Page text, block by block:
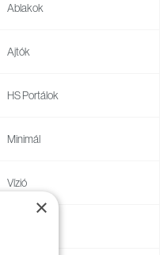
Ablakok
Ajtók
HS Portálok
Minimál
Vízió
×